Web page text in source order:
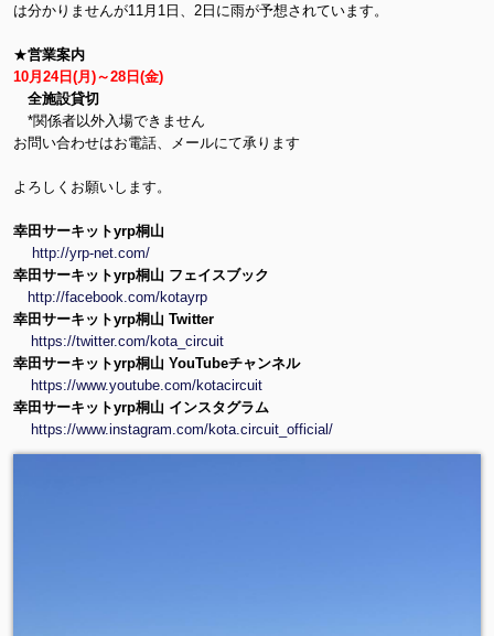
は分かりませんが11月1日、2日に雨が予想されています。
★営業案内
10月24日(月)～28日(金)
全施設貸切
*関係者以外入場できません
お問い合わせはお電話、メールにて承ります
よろしくお願いします。
幸田サーキットyrp桐山
http://yrp-net.com/
幸田サーキットyrp桐山 フェイスブック
http://facebook.com/kotayrp
幸田サーキットyrp桐山 Twitter
https://twitter.com/kota_circuit
幸田サーキットyrp桐山 YouTubeチャンネル
https://www.youtube.com/kotacircuit
幸田サーキットyrp桐山 インスタグラム
https://www.instagram.com/kota.circuit_official/